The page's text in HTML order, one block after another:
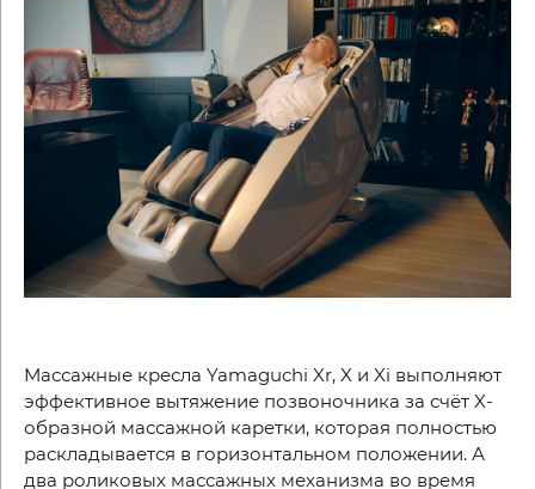
Массажные кресла Yamaguchi Xr, X и Xi выполняют
эффективное вытяжение позвоночника за счёт X-
образной массажной каретки, которая полностью
раскладывается в горизонтальном положении. А
два роликовых массажных механизма во время